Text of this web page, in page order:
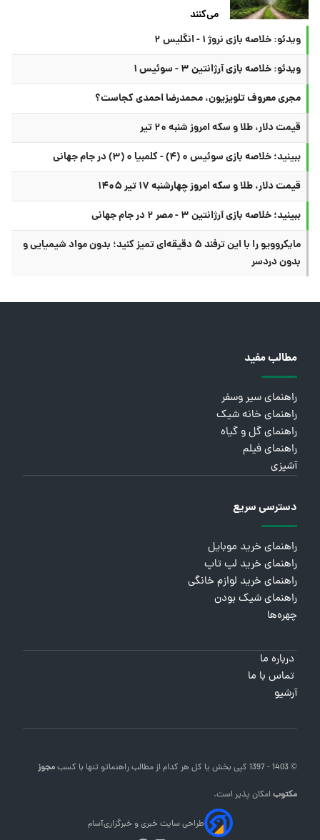
می‌کنند
ویدئو: خلاصه بازی نروژ ۱ - انگلیس ۲
ویدئو: خلاصه بازی آرژانتین ۳ - سوئیس ۱
مجری معروف تلویزیون، محمدرضا احمدی کجاست؟
قیمت دلار، طلا و سکه امروز شنبه ۲۰ تیر
ببینید؛ خلاصه بازی سوئیس ۰ (۴) - کلمبیا ۰ (۳) در جام جهانی
قیمت دلار، طلا و سکه امروز چهارشنبه ۱۷ تیر ۱۴۰۵
ببینید؛ خلاصه بازی آرژانتین ۳ - مصر ۲ در جام جهانی
مایکروویو را با این ترفند ۵ دقیقه‌ای تمیز کنید؛ بدون مواد شیمیایی و
بدون دردسر
مطالب مفید
راهنمای سیر وسفر
راهنمای خانه شیک
راهنمای گل و گیاه
راهنمای فیلم
آشپزی
دسترسی سریع
راهنمای خرید موبایل
راهنمای خرید لپ تاپ
راهنمای خرید لوازم خانگی
راهنمای شیک بودن
چهره‌ها
درباره ما
تماس با ما
آرشیو
© 1403 - 1397 کپی بخش یا کل هر کدام از مطالب راهنماتو تنها با کسبمجوز
مکتوبامکان پذیر است.
طراحی سایت خبری و خبرگزاریآسام